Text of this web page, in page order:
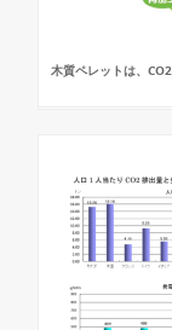
木質ペレットは、